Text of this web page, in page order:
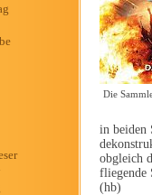
Die
in beiden
obgleich
fliegende
(hb)